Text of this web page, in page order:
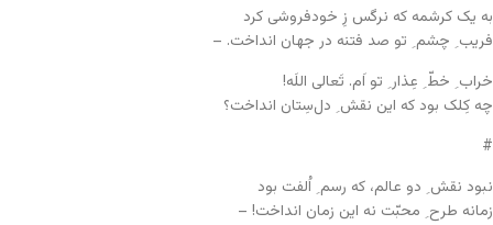
به یک کرشمه که نرگس زِ خودفروشی کرد
فریب ِ چشم ِ تو صد فتنه در جهان انداخت. –
خراب ِ خطّ ِ عِذار ِ تو اَم. تَعالی اللَه!
چه کِلک بود که این نقش ِ دل‌سِتان انداخت؟
#
نبود نقش ِ دو عالم، که رسم ِ اُلفت بود
زمانه طرح ِ محبّت نه این زمان انداخت! –